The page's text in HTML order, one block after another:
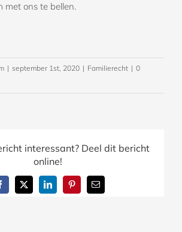
met ons te bellen.
| september 1st, 2020 | Familierecht | 0
interessant? Deel dit bericht
online!
X LinkedInPinterest
E-
mail